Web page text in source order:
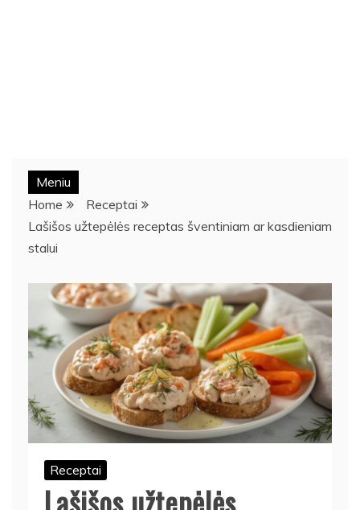
Meniu
Home
Receptai
Lašišos užtepėlės receptas šventiniam ar kasdieniam
stalui
Receptai
Lašišos užtepėlės